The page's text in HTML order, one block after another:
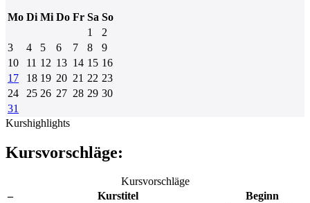
Mo Di Mi Do Fr Sa So
1
2
3
4 5 6 7 8
9
10
11 12 13 14 15 16
17
18 19 20 21 22 23
24
25 26 27 28 29 30
31
Kurshighlights
Kursvorschläge:
Kursvorschläge
–
Kurstitel
Beginn